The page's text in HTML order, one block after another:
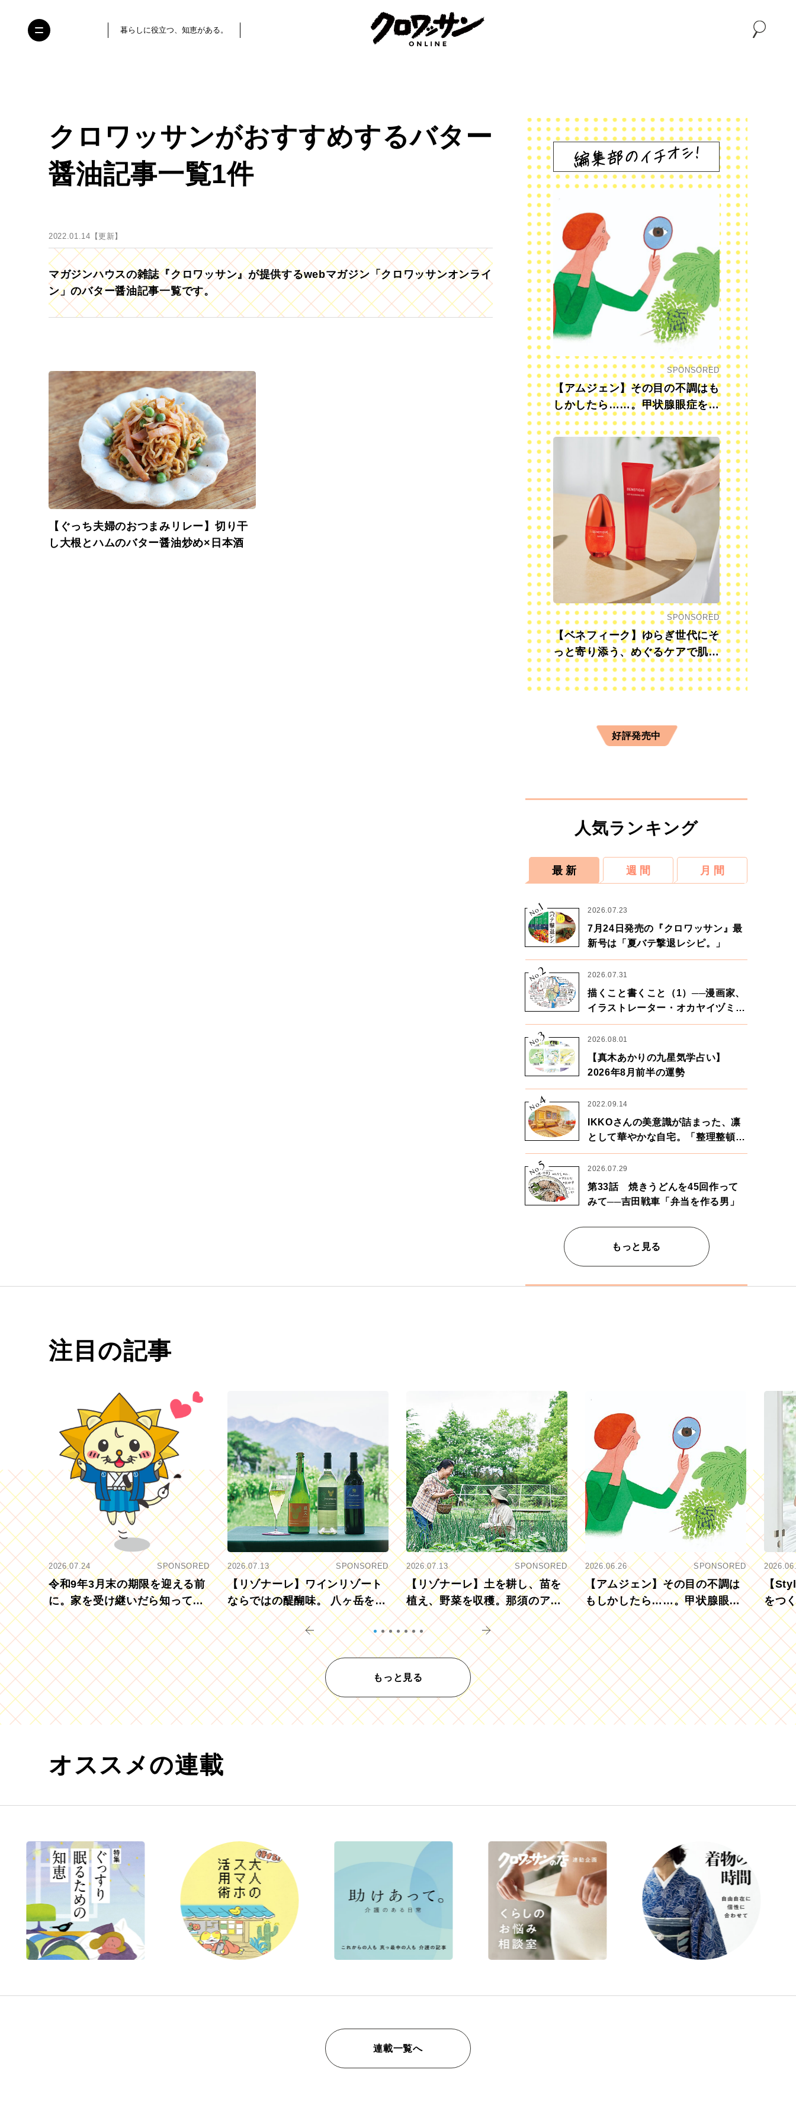
暮らしに役立つ、知恵がある。
クロワッサンがおすすめするバター
醤油記事一覧1件
2022.01.14【更新】
マガジンハウスの雑誌『クロワッサン』が提供するwebマガジン「クロワッサンオンライ
ン」のバター醤油記事一覧です。
【ぐっち夫婦のおつまみリレー】切り干
し大根とハムのバター醤油炒め×日本酒
SPONSORED
【アムジェン】その目の不調はも
しかしたら……。甲状腺眼症を知
っていますか？
SPONSORED
【ベネフィーク】ゆらぎ世代にそ
っと寄り添う、めぐるケアで肌も
心も前向きに
好評発売中
人気ランキング
最 新 週 間 月 間
No.
1 2026.07.23
7月24日発売の『クロワッサン』最
新号は「夏バテ撃退レシピ。」
No.2 2026.07.31
描くこと書くこと（1）──漫画家、
イラストレーター・オカヤイヅミさ
ん×漫画家・鶴谷香央理さん
No.
3 2026.08.01
【真木あかりの九星気学占い】
2026年8月前半の運勢
No.
4 2022.09.14
IKKOさんの美意識が詰まった、凛
として華やかな自宅。「整理整頓は
心のリズムが乱されないための作
業」。
No.
5 2026.07.29
第33話 焼きうどんを45回作って
みて──吉田戦車「弁当を作る男」
もっと見る
注目の記事
2026.07.24 SPONSORED
令和9年3月末の期限を迎える前
に。家を受け継いだら知ってお
きたい「相続登記の義務化」
2026.07.13 SPONSORED
【リゾナーレ】ワインリゾート
ならではの醍醐味。 八ヶ岳を望
むブドウ畑でアペロ
2026.07.13 SPONSORED
【リゾナーレ】土を耕し、苗を
植え、野菜を収穫。那須のアグ
リツーリズモを体験
2026.06.26 SPONSORED
【アムジェン】その目の不調は
もしかしたら……。甲状腺眼症
を知っていますか？
【
をつ
もっと見る
オススメの連載
連載一覧へ